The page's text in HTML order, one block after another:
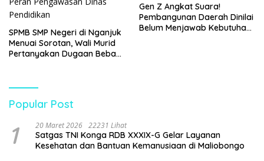
SPMB SMP Negeri di Nganjuk
Menuai Sorotan, Wali Murid
Pertanyakan Dugaan Beban
Pendidikan
Gen Z Angkat Suara!
Pembangunan Daerah Dinilai
Belum Menjawab Kebutuhan
Popular Post
1 20 Maret 2026 22231 Lihat
Satgas TNI Konga RDB XXXIX-G Gelar Layanan
Kesehatan dan Bantuan Kemanusiaan di Maliobongo